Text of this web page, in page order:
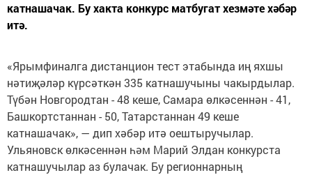
катнашачак. Бу хакта конкурс матбугат хезмәте хәбәр
итә.
«Ярымфиналга дистанцион тест этабында иң яхшы
нәтиҗәләр күрсәткән 335 катнашучыны чакырдылар.
Түбән Новгородтан - 48 кеше, Самара өлкәсеннән - 41,
Башкортстаннан - 50, Татарстаннан 49 кеше
катнашачак», — дип хәбәр итә оештыручылар.
Ульяновск өлкәсеннән һәм Марий Элдан конкурста
катнашучылар аз булачак. Бу регионнарның